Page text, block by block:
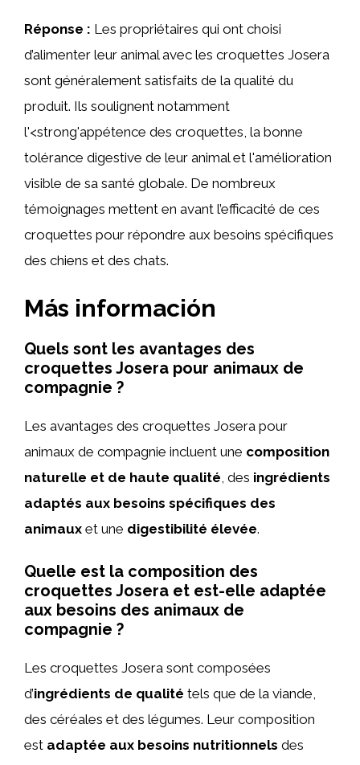
Réponse : Les propriétaires qui ont choisi
d’alimenter leur animal avec les croquettes Josera
sont généralement satisfaits de la qualité du
produit. Ils soulignent notamment
l'<strong'appétence des croquettes, la bonne
tolérance digestive de leur animal et l'amélioration
visible de sa santé globale. De nombreux
témoignages mettent en avant l’efficacité de ces
croquettes pour répondre aux besoins spécifiques
des chiens et des chats.
Más información
Quels sont les avantages des
croquettes Josera pour animaux de
compagnie ?
Les avantages des croquettes Josera pour
animaux de compagnie incluent une composition
naturelle et de haute qualité , des ingrédients
adaptés aux besoins spécifiques des
animaux et une digestibilité élevée.
Quelle est la composition des
croquettes Josera et est-elle adaptée
aux besoins des animaux de
compagnie ?
Les croquettes Josera sont composées
d’ingrédients de qualité tels que de la viande,
des céréales et des légumes. Leur composition
est adaptée aux besoins nutritionnels des